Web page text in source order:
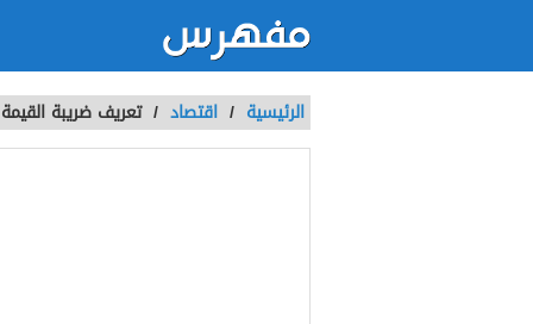
الرئيسية / اقتصاد / تعريف ضريبة